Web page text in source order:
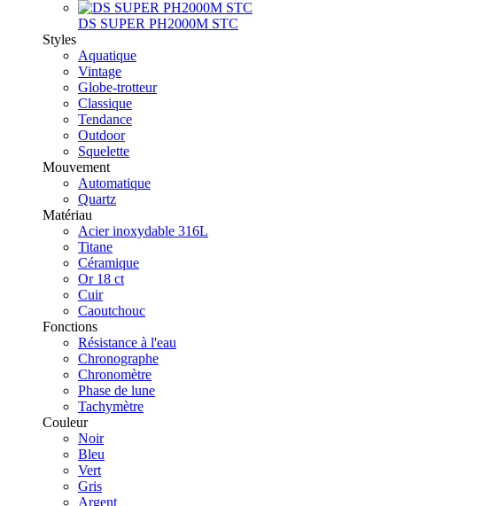
DS SUPER PH2000M STC
Styles
Aquatique
Vintage
Globe-trotteur
Classique
Tendance
Outdoor
Squelette
Mouvement
Automatique
Quartz
Matériau
Acier inoxydable 316L
Titane
Céramique
Or 18 ct
Cuir
Caoutchouc
Fonctions
Résistance à l'eau
Chronographe
Chronomètre
Phase de lune
Tachymètre
Couleur
Noir
Bleu
Vert
Gris
Argent